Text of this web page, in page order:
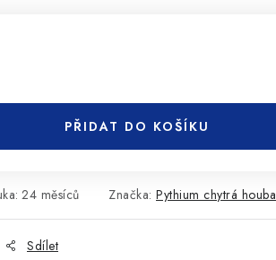
PŘIDAT DO KOŠÍKU
: 24 měsíců Značka: Pythium chytrá houba
Sdílet